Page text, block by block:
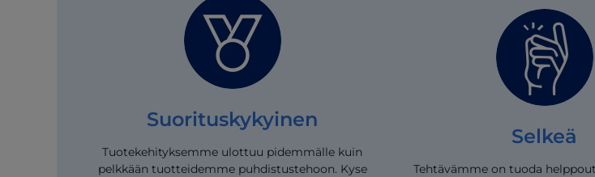
Suorituskykyinen
Tuotekehityksemme ulottuu pidemmälle kuin
pelkkään tuotteidemme puhdistustehoon. Kyse
Selkeä
Tehtävämme on tuoda